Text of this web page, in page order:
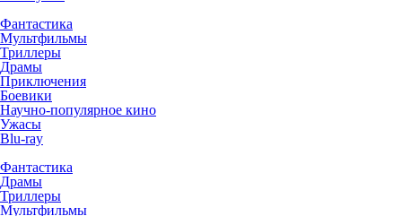
Фантастика
Мультфильмы
Триллеры
Драмы
Приключения
Боевики
Научно-популярное кино
Ужасы
Blu-ray
Фантастика
Драмы
Триллеры
Мультфильмы